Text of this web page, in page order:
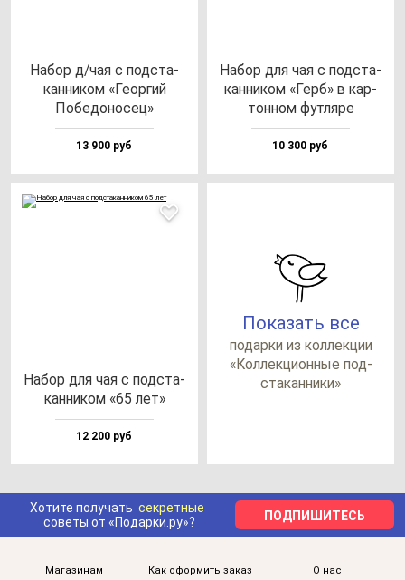
Набор д/чая с под­ста­
кан­ни­ком «Геор­гий
Побе­до­но­сец»
13 900 руб
Набор для чая с под­ста­
кан­ни­ком «Герб» в кар­
тон­ном фут­ля­ре
10 300 руб
Набор для чая с под­ста­
кан­ни­ком «65 лет»
12 200 руб
Показать все
по­дар­ки из кол­лек­ции
«Кол­лек­ци­он­ные под­
ста­кан­ни­ки»
Хотите получать секретные
советы от «Подарки.ру»?
ПОДПИШИТЕСЬ
Магазинам Как оформить заказ О нас